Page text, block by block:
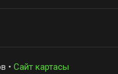
• Сайт картасы